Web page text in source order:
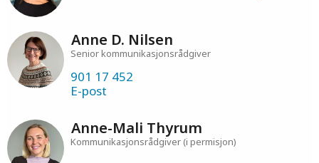
Anne D. Nilsen
Senior kommunikasjonsrådgiver
901 17 452
E-post
Anne-Mali Thyrum
Kommunikasjonsrådgiver (i permisjon)